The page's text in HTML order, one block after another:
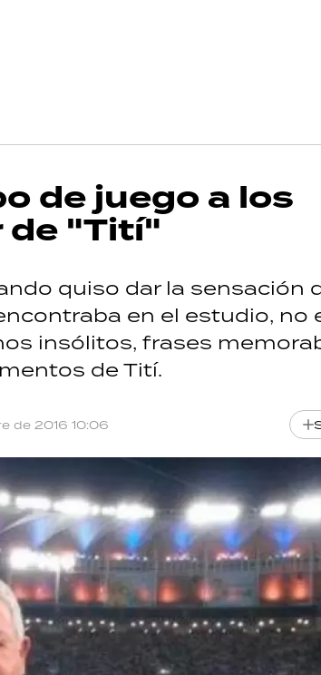
de juego a los
de "Tití"
quiso dar la sensación
en el estudio, no
insólitos, frases
de Tití.
de 2016 10:06